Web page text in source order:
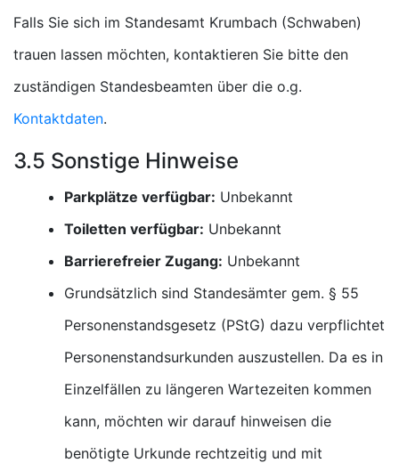
Falls Sie sich im Standesamt Krumbach (Schwaben)
trauen lassen möchten, kontaktieren Sie bitte den
zuständigen Standesbeamten über die o.g.
Kontaktdaten.
3.5 Sonstige Hinweise
Parkplätze verfügbar: Unbekannt
Toiletten verfügbar: Unbekannt
Barrierefreier Zugang: Unbekannt
Grundsätzlich sind Standesämter gem. § 55
Personenstandsgesetz (PStG) dazu verpflichtet
Personenstandsurkunden auszustellen. Da es in
Einzelfällen zu längeren Wartezeiten kommen
kann, möchten wir darauf hinweisen die
benötigte Urkunde rechtzeitig und mit